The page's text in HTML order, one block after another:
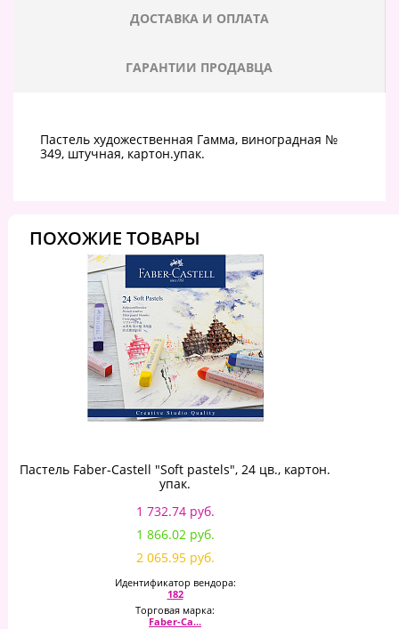
ДОСТАВКА И ОПЛАТА
ГАРАНТИИ ПРОДАВЦА
Пастель художественная Гамма, виноградная №
349, штучная, картон.упак.
ПОХОЖИЕ ТОВАРЫ
Пастель Faber-Castell "Soft pastels", 24 цв., картон.
упак.
1 732.74 руб.
1 866.02 руб.
2 065.95 руб.
Идентификатор вендора:
182
Торговая марка:
Faber-Ca...